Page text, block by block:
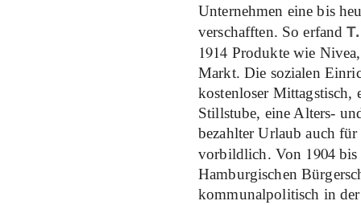
Unternehmen eine bis
verschafften. So erfandT.
1914 Produkte wie
Markt. Die sozialen
kostenloser Mittagstisch,
Stillstube, eine Alters-
bezahlter Urlaub auch
vorbildlich. Von 1904 bis
Hamburgischen
kommunalpolitisch in